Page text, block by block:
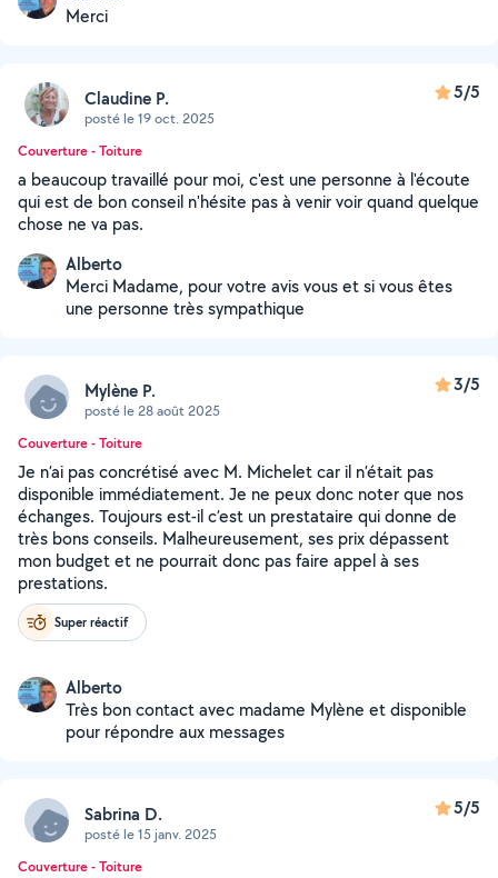
Merci
Claudine P.
posté le 19 oct. 2025
5/5
Couverture - Toiture
a beaucoup travaillé pour moi, c'est une personne à l'écoute
qui est de bon conseil n'hésite pas à venir voir quand quelque
chose ne va pas.
Alberto
Merci Madame, pour votre avis vous et si vous êtes
une personne très sympathique
Mylène P.
posté le 28 août 2025
3/5
Couverture - Toiture
Je n’ai pas concrétisé avec M. Michelet car il n’était pas
disponible immédiatement. Je ne peux donc noter que nos
échanges. Toujours est-il c’est un prestataire qui donne de
très bons conseils. Malheureusement, ses prix dépassent
mon budget et ne pourrait donc pas faire appel à ses
prestations.
Super réactif
Alberto
Très bon contact avec madame Mylène et disponible
pour répondre aux messages
Sabrina D.
posté le 15 janv. 2025
5/5
Couverture - Toiture